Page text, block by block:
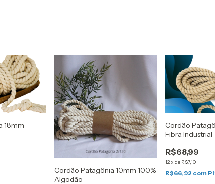
18mm
Cordão Patagônia 10mm 100%
Algodão
Cordão
Fibra Industrial
R$68,99
12xde R$7,10
R$66,92 com